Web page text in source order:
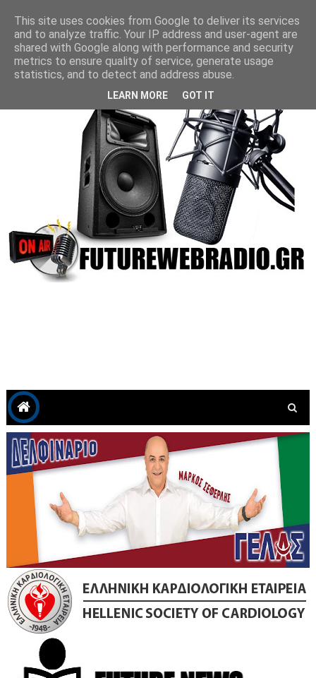
This site uses cookies from Google to deliver its services
and to analyze traffic. Your IP address and user-agent are
shared with Google along with performance and security
metrics to ensure quality of service, generate usage
statistics, and to detect and address abuse.
LEARN MORE GOT IT